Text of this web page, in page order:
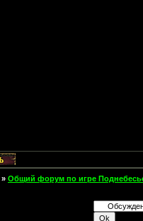
» Общий форум по игре